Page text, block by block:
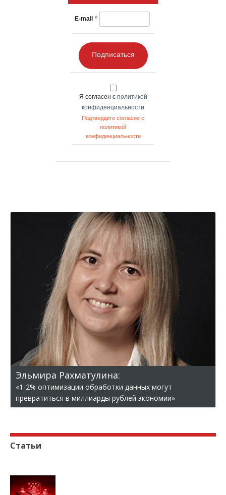
E-mail *
Подписаться
Я согласен с политикой
конфиденциальности
Подтвердите согласие с
политикой
конфиденциальности
Эльмира Рахматулина:
«1-2% оптимизации обработки данных могут
превратиться в миллиарды рублей экономии»
Статьи